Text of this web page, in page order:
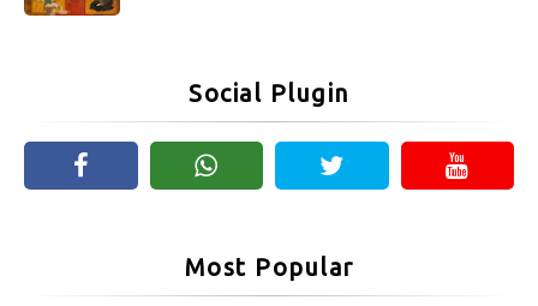
Social Plugin
Most Popular